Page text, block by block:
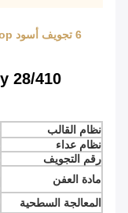
نظام القالب
نظام عداء
رقم التجويف
مادة العفن
المعالجة السطحية